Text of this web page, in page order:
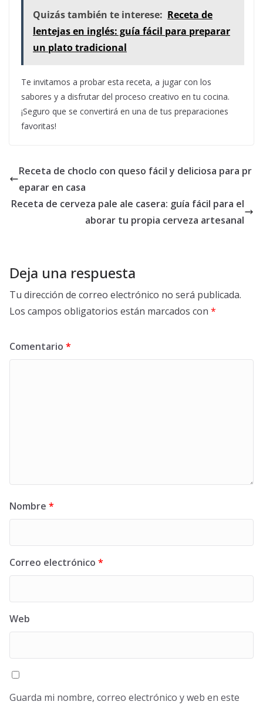
Quizás también te interese: Receta de
lentejas en inglés: guía fácil para preparar
un plato tradicional
Te invitamos a probar esta receta, a jugar con los
sabores y a disfrutar del proceso creativo en tu cocina.
¡Seguro que se convertirá en una de tus preparaciones
favoritas!
Receta de choclo con queso fácil y deliciosa para pr
eparar en casa
Receta de cerveza pale ale casera: guía fácil para el
aborar tu propia cerveza artesanal
Deja una respuesta
Tu dirección de correo electrónico no será publicada.
Los campos obligatorios están marcados con *
Comentario *
Nombre *
Correo electrónico *
Web
Guarda mi nombre, correo electrónico y web en este